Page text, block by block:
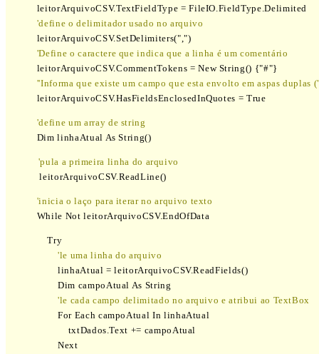
            leitorArquivoCSV.TextFieldType = FileIO.FieldType.Delimited
    'define o delimitador usado no arquivo
            leitorArquivoCSV.SetDelimiters(",")
  'Define o caractere que indica que a linha é um comentário
            leitorArquivoCSV.CommentTokens = New String() {"#"}
''Informa que existe um campo que esta envolto em aspas duplas
            leitorArquivoCSV.HasFieldsEnclosedInQuotes = True
'define um array de string
            Dim linhaAtual As String()
             leitorArquivoCSV.ReadLine()
    'inicia o laço para iterar no arquivo texto
            While Not leitorArquivoCSV.EndOfData
                Try
   'le uma linha do arquivo
                    linhaAtual = leitorArquivoCSV.ReadFields()
                    Dim campoAtual As String
'le cada campo delimitado no arquivo e atribui ao TextBox
                    For Each campoAtual In linhaAtual
                        txtDados.Text += campoAtual
                    Next